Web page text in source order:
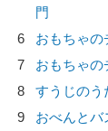
門
6
おもちゃの
7
おもちゃの
8
すうじのう
9
おべんとバ